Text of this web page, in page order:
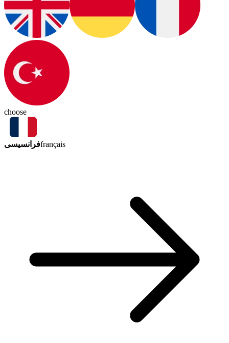
choose
فرانسیسیfrançais